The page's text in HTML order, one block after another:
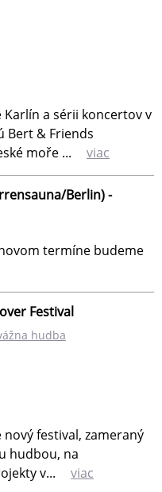
a sérii koncertov v
Bert & Friends
moře ...
viac
Berlin) -
termíne budeme
Festival
hudba
nový festival, zameraný
hudbou, na
v...
viac